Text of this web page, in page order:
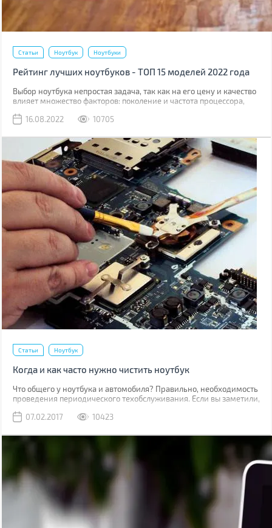
Статьи Ноутбук Ноутбуки
Рейтинг лучших ноутбуков - ТОП 15 моделей 2022 года
Выбор ноутбука непростая задача, так как на его цену и качество
влияет множество факторов: поколение и частота процессора,
тачпадом, клавиатурой и многое другое.
16.08.2022 10705
Статьи Ноутбук
Когда и как часто нужно чистить ноутбук
Что общего у ноутбука и автомобиля? Правильно, необходимость
проведения периодического техобслуживания. Если вы заметили,
начало подтормаживать, или вы просто хотите продлить срок его
как и насколько часто нужно это делать мы поговорим в данной
07.02.2017 10423